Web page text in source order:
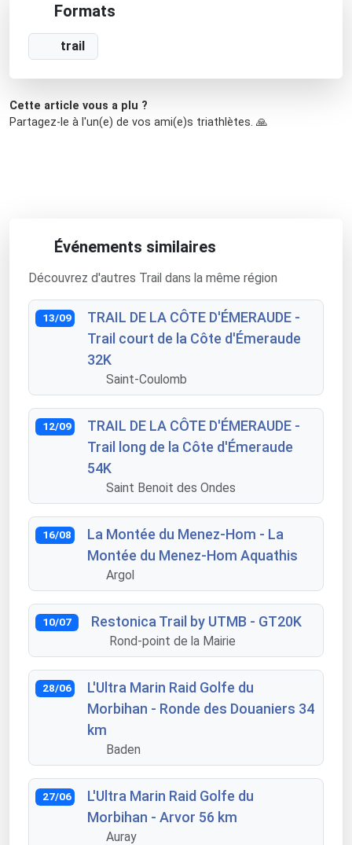
Formats
trail
Cette article vous a plu ?
Partagez-le à l'un(e) de vos ami(e)s triathlètes. 🙏
Événements similaires
Découvrez d'autres Trail dans la même région
13/09
TRAIL DE LA CÔTE D'ÉMERAUDE -
Trail court de la Côte d'Émeraude
32K
Saint-Coulomb
12/09
TRAIL DE LA CÔTE D'ÉMERAUDE -
Trail long de la Côte d'Émeraude
54K
Saint Benoit des Ondes
16/08
La Montée du Menez-Hom - La
Montée du Menez-Hom Aquathis
Argol
10/07 Restonica Trail by UTMB - GT20K
Rond-point de la Mairie
28/06
L'Ultra Marin Raid Golfe du
Morbihan - Ronde des Douaniers 34
km
Baden
27/06
L'Ultra Marin Raid Golfe du
Morbihan - Arvor 56 km
Auray